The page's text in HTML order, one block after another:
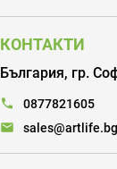
КОНТАКТИ
България, гр.
0877821605
sales@artlife.bg